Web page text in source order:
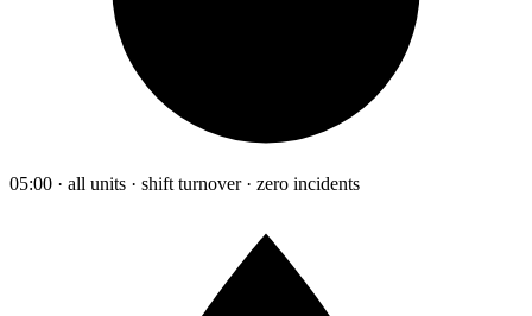
05:00 · all units · shift turnover · zero incidents